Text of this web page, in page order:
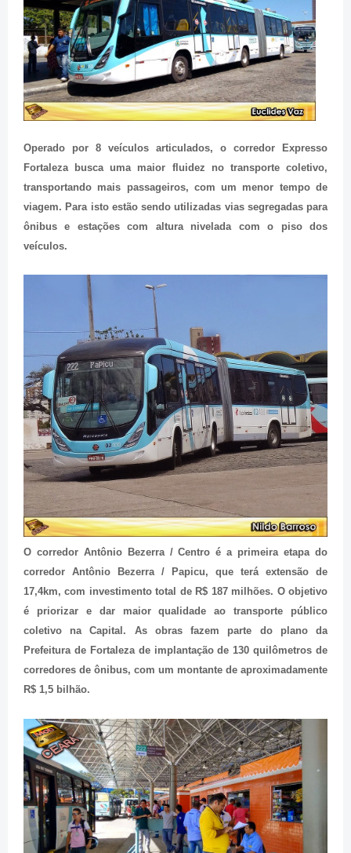
Operado por 8 veículos articulados, o corredor Expresso
Fortaleza busca uma maior fluidez no transporte coletivo,
transportando mais passageiros, com um menor tempo de
viagem. Para isto estão sendo utilizadas vias segregadas para
ônibus e estações com altura nivelada com o piso dos
veículos.
O corredor Antônio Bezerra / Centro é a primeira etapa do
corredor Antônio Bezerra / Papicu, que terá extensão de
17,4km, com investimento total de R$ 187 milhões. O objetivo
é priorizar e dar maior qualidade ao transporte público
coletivo na Capital. As obras fazem parte do plano da
Prefeitura de Fortaleza de implantação de 130 quilômetros de
corredores de ônibus, com um montante de aproximadamente
R$ 1,5 bilhão.